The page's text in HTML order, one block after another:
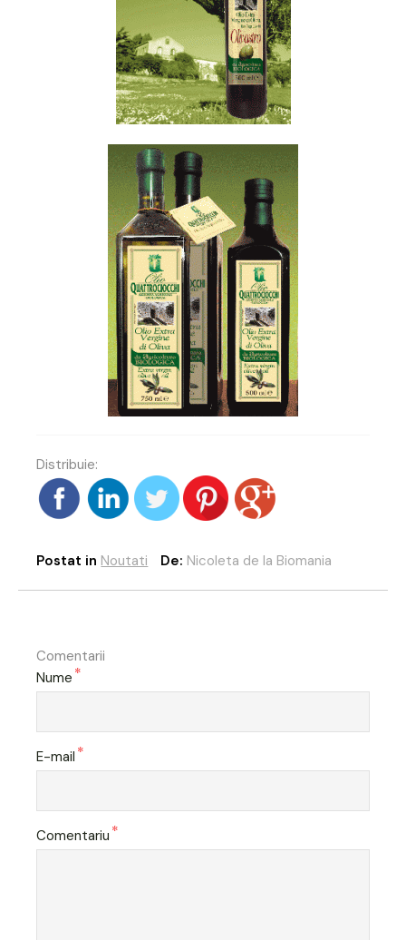
Distribuie:
Postat in Noutati De: Nicoleta de la Biomania
Comentarii
Nume *
E-mail *
Comentariu *